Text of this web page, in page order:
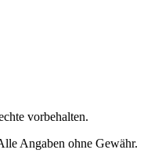
vorbehalten.
Angaben ohne Gewähr.